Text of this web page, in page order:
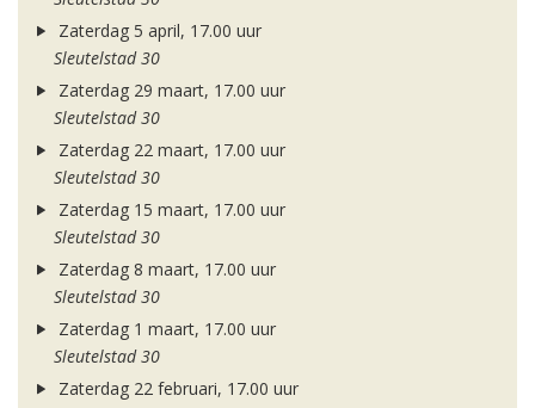
Zaterdag 5 april, 17.00 uur
Sleutelstad 30
Zaterdag 29 maart, 17.00 uur
Sleutelstad 30
Zaterdag 22 maart, 17.00 uur
Sleutelstad 30
Zaterdag 15 maart, 17.00 uur
Sleutelstad 30
Zaterdag 8 maart, 17.00 uur
Sleutelstad 30
Zaterdag 1 maart, 17.00 uur
Sleutelstad 30
Zaterdag 22 februari, 17.00 uur